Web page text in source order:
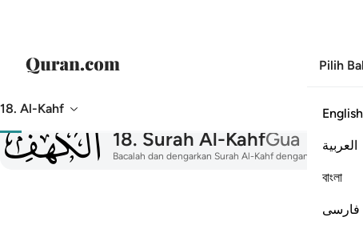
Pilih
English
العربية
বাংলা
فارسی
18. Al-Kahf
18. Surah Al-KahfGua
Bacalah dan dengarkan Surah Al-Kahf dengan